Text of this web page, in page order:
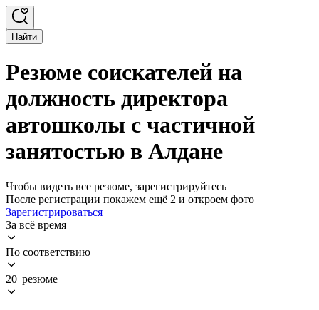
Найти
Резюме соискателей на
должность директора
автошколы с частичной
занятостью в Алдане
Чтобы видеть все резюме, зарегистрируйтесь
После регистрации покажем ещё 2 и откроем фото
Зарегистрироваться
За всё время
По соответствию
20 резюме